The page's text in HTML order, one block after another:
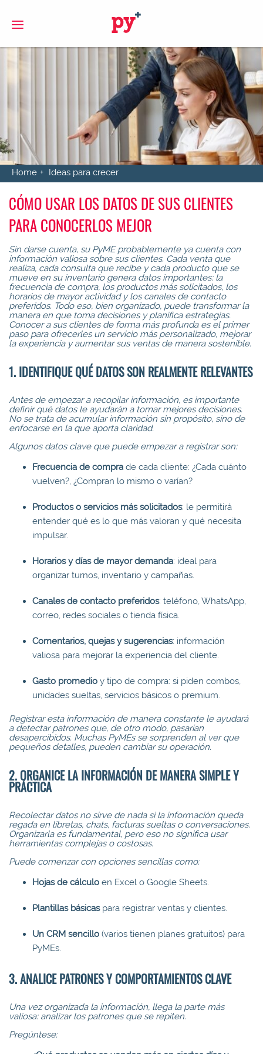
Home Ideas para crecer
CÓMO USAR LOS DATOS DE SUS CLIENTES
PARA CONOCERLOS MEJOR
Sin darse cuenta, su PyME probablemente ya cuenta con
información valiosa sobre sus clientes. Cada venta que
realiza, cada consulta que recibe y cada producto que se
mueve en su inventario genera datos importantes: la
frecuencia de compra, los productos más solicitados, los
horarios de mayor actividad y los canales de contacto
preferidos. Todo eso, bien organizado, puede transformar la
manera en que toma decisiones y planifica estrategias.
Conocer a sus clientes de forma más profunda es el primer
paso para ofrecerles un servicio más personalizado, mejorar
la experiencia y aumentar sus ventas de manera sostenible.
1. IDENTIFIQUE QUÉ DATOS SON REALMENTE RELEVANTES
Antes de empezar a recopilar información, es importante
definir qué datos le ayudarán a tomar mejores decisiones.
No se trata de acumular información sin propósito, sino de
enfocarse en la que aporta claridad.
Algunos datos clave que puede empezar a registrar son:
Frecuencia de compra de cada cliente: ¿Cada cuánto
vuelven?, ¿Compran lo mismo o varían?
Productos o servicios más solicitados: le permitirá
entender qué es lo que más valoran y qué necesita
impulsar.
Horarios y días de mayor demanda: ideal para
organizar turnos, inventario y campañas.
Canales de contacto preferidos: teléfono, WhatsApp,
correo, redes sociales o tienda física.
Comentarios, quejas y sugerencias: información
valiosa para mejorar la experiencia del cliente.
Gasto promedio y tipo de compra: si piden combos,
unidades sueltas, servicios básicos o premium.
Registrar esta información de manera constante le ayudará
a detectar patrones que, de otro modo, pasarían
desapercibidos. Muchas PyMEs se sorprenden al ver que
pequeños detalles, pueden cambiar su operación.
2. ORGANICE LA INFORMACIÓN DE MANERA SIMPLE Y
PRÁCTICA
Recolectar datos no sirve de nada si la información queda
regada en libretas, chats, facturas sueltas o conversaciones.
Organizarla es fundamental, pero eso no significa usar
herramientas complejas o costosas.
Puede comenzar con opciones sencillas como:
Hojas de cálculo en Excel o Google Sheets.
Plantillas básicaspara registrar ventas y clientes.
Un CRM sencillo (varios tienen planes gratuitos) para
PyMEs.
3. ANALICE PATRONES Y COMPORTAMIENTOS CLAVE
Una vez organizada la información, llega la parte más
valiosa: analizar los patrones que se repiten.
Pregúntese: